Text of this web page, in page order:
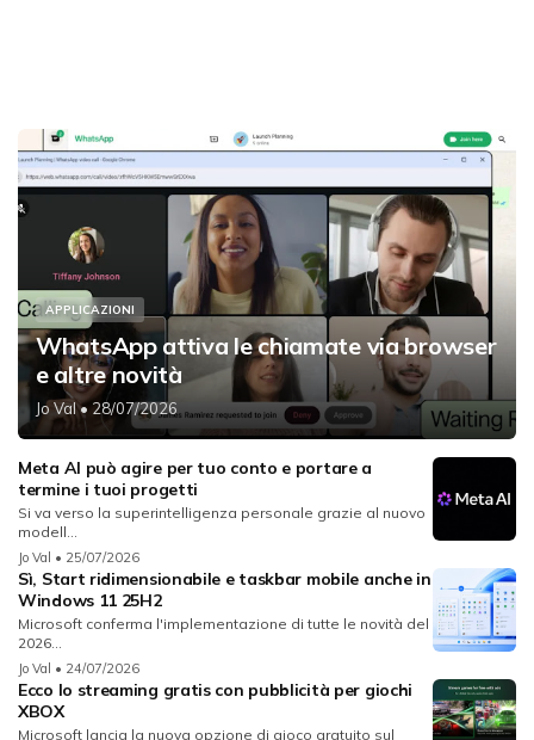
APPLICAZIONI
WhatsApp attiva le chiamate via browser
e altre novità
Jo Val• 28/07/2026
Meta AI può agire per tuo conto e portare a
termine i tuoi progetti
Si va verso la superintelligenza personale grazie al nuovo
modell...
Jo Val • 25/07/2026
Sì, Start ridimensionabile e taskbar mobile anche in
Windows 11 25H2
Microsoft conferma l'implementazione di tutte le novità del
2026...
Jo Val • 24/07/2026
Ecco lo streaming gratis con pubblicità per giochi
XBOX
Microsoft lancia la nuova opzione di gioco gratuito sul